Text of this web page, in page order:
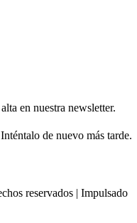
en nuestra newsletter.
de nuevo más tarde.
reservados | Impulsado